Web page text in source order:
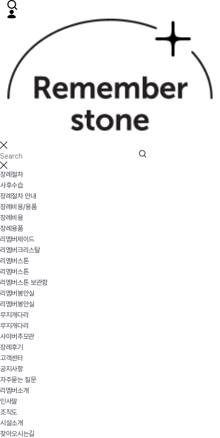
장례절차
사후수습
장례절차 안내
장례비용/용품
장례비용
장례용품
리멤버제이드
리멤버크리스탈
리멤버스톤
리멤버스톤
리멤버스톤 보관함
리멤버봉안실
리멤버봉안실
무지개다리
무지개다리
사이버추모관
장례후기
고객센터
공지사항
자주묻는 질문
리멤버소개
인사말
조직도
시설소개
찾아오시는길